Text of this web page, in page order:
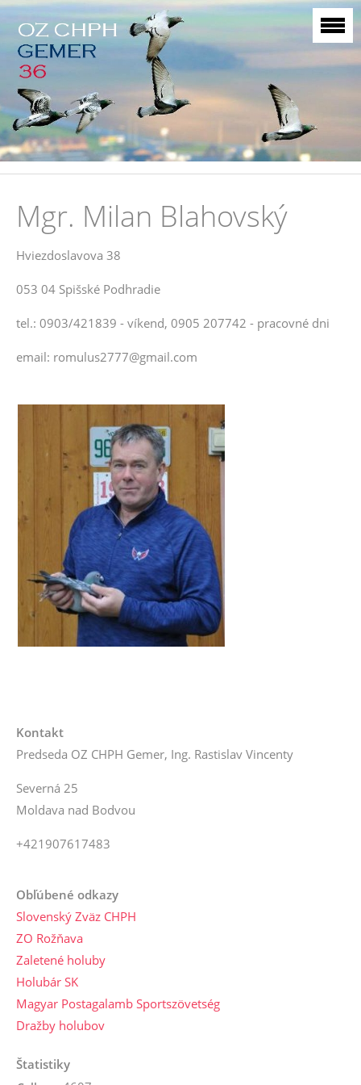
Mgr. Milan Blahovský
Hviezdoslavova 38
053 04 Spišské Podhradie
tel.: 0903/421839 - víkend, 0905 207742 - pracovné dni
email: romulus2777@gmail.com
Kontakt
Predseda OZ CHPH Gemer, Ing. Rastislav Vincenty
Severná 25
Moldava nad Bodvou
+421907617483
Obľúbené odkazy
Slovenský Zväz CHPH
ZO Rožňava
Zaletené holuby
Holubár SK
Magyar Postagalamb Sportszövetség
Dražby holubov
Štatistiky